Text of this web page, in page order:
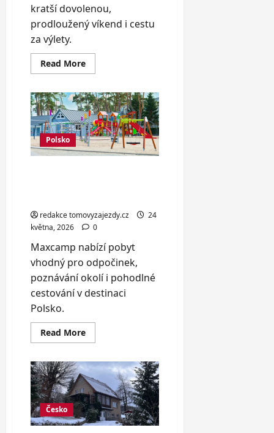
kratší dovolenou,
prodloužený víkend i cestu
za výlety.
Read MoreRead
more
hausbót
až
pro
6
osob
v
Holešovicích
Polsko
redakce tomovyzajezdy.cz
24
května, 2026
0
Maxcamp nabízí pobyt
vhodný pro odpočinek,
poznávání okolí i pohodlné
cestování v destinaci
Polsko.
Read MoreRead
more
vybavené
domky
u
Baltského
moře
až
pro
6
Česko